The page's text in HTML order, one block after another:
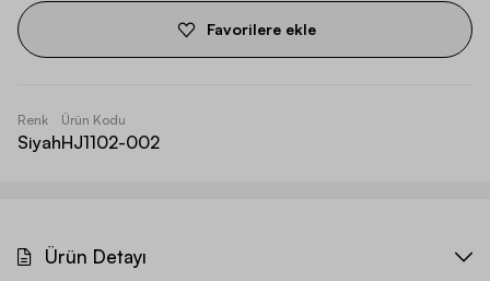
Favorilere ekle
Renk
Siyah
Ürün Kodu
HJ1102-002
Ürün Detayı